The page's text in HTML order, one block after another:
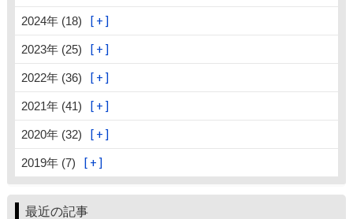
2024年 (18)
2023年 (25)
2022年 (36)
2021年 (41)
2020年 (32)
2019年 (7)
最近の記事